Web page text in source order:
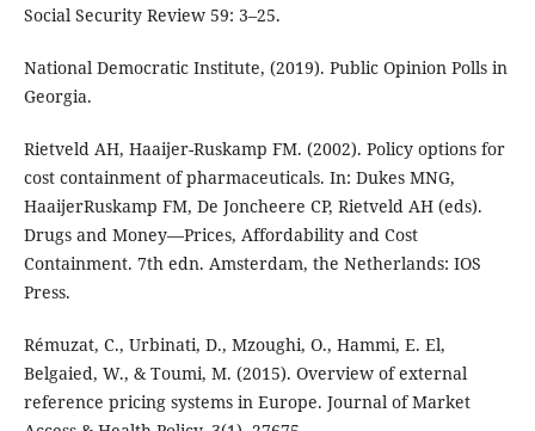
Social Security Review 59: 3–25.
National Democratic Institute, (2019). Public Opinion Polls in
Georgia.
Rietveld AH, Haaijer-Ruskamp FM. (2002). Policy options for
cost containment of pharmaceuticals. In: Dukes MNG,
HaaijerRuskamp FM, De Joncheere CP, Rietveld AH (eds).
Drugs and Money—Prices, Affordability and Cost
Containment. 7th edn. Amsterdam, the Netherlands: IOS
Press.
Rémuzat, C., Urbinati, D., Mzoughi, O., Hammi, E. El,
Belgaied, W., & Toumi, M. (2015). Overview of external
reference pricing systems in Europe. Journal of Market